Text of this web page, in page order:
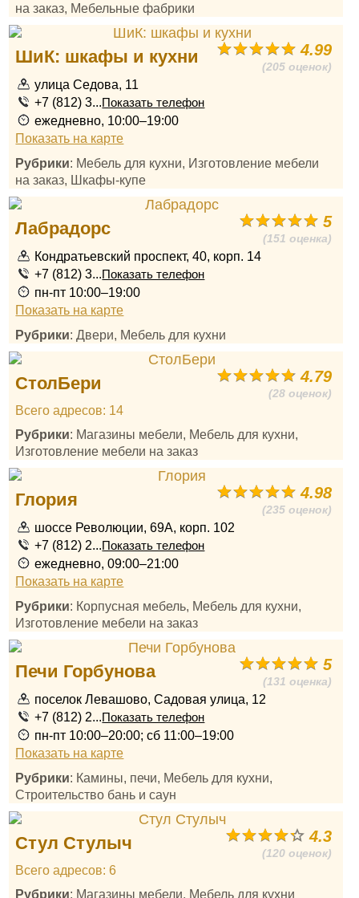
на заказ, Мебельные фабрики
4.99
(205 оценок)
ШиК: шкафы и кухни
улица Седова, 11
+7 (812) 3...Показать телефон
ежедневно, 10:00–19:00
Показать на карте
Рубрики: Мебель для кухни, Изготовление мебели
на заказ, Шкафы-купе
5
(151 оценка)
Лабрадорс
Кондратьевский проспект, 40, корп. 14
+7 (812) 3...Показать телефон
пн-пт 10:00–19:00
Показать на карте
Рубрики: Двери, Мебель для кухни
4.79
(28 оценок)
СтолБери
Всего адресов: 14
Рубрики: Магазины мебели, Мебель для кухни,
Изготовление мебели на заказ
4.98
(235 оценок)
Глория
шоссе Революции, 69А, корп. 102
+7 (812) 2...Показать телефон
ежедневно, 09:00–21:00
Показать на карте
Рубрики: Корпусная мебель, Мебель для кухни,
Изготовление мебели на заказ
5
(131 оценка)
Печи Горбунова
поселок Левашово, Садовая улица, 12
+7 (812) 2...Показать телефон
пн-пт 10:00–20:00; сб 11:00–19:00
Показать на карте
Рубрики: Камины, печи, Мебель для кухни,
Строительство бань и саун
4.3
(120 оценок)
Стул Стулыч
Всего адресов: 6
Рубрики: Магазины мебели, Мебель для кухни